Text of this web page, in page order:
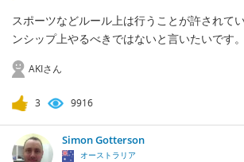
スポーツなどルール上は行うことが許されて
ンシップ上やるべきではないと言いたいです。
AKIさん
3 9916
Simon Gotterson
オーストラリア